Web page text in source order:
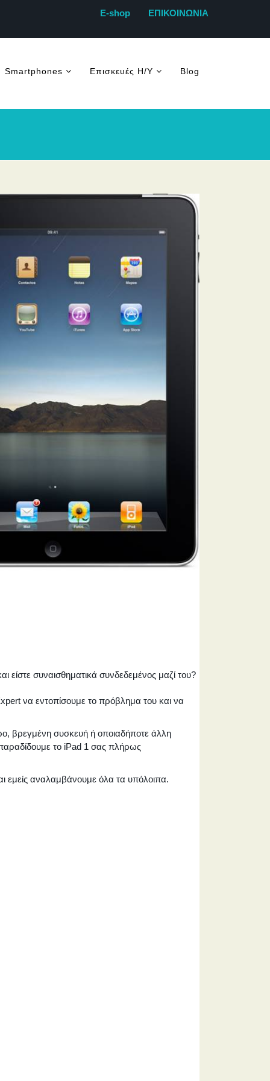
E-shop ΕΠΙΚΟΙΝΩΝΙΑ
Smartphones Επισκευές Η/Υ Blog
συναισθηματικά συνδεδεμένος μαζί του?
να εντοπίσουμε το πρόβλημα του και να
βρεγμένη συσκευή ή οποιαδήποτε άλλη
το iPad 1 σας πλήρως
εμείς αναλαμβάνουμε όλα τα υπόλοιπα.